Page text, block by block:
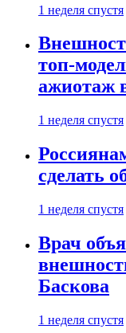
1 неделя спустя
топ-
ажиотаж
1 неделя спустя
сделать
1 неделя спустя
Врач
Баскова
1 неделя спустя